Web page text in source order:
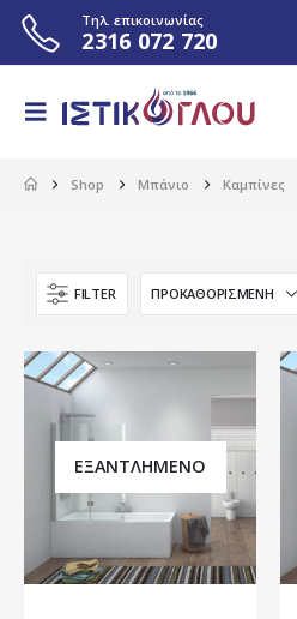
Τηλ. επικοινωνίας
2316 072 720
Shop Μπάνιο Καμπίνες
FILTER
ΕΞΑΝΤΛΗΜΈΝΟ